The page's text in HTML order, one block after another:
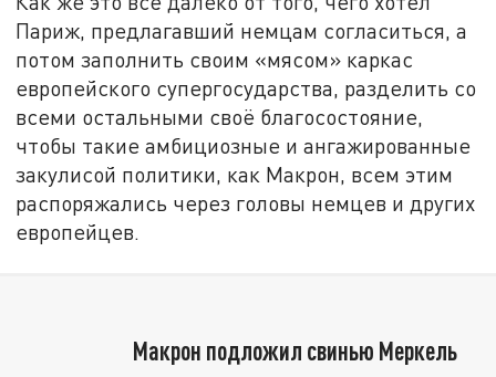
Париж, предлагавший немцам согласиться, а
потом заполнить своим «мясом» каркас
европейского супергосударства, разделить со
всеми остальными своё благосостояние,
чтобы такие амбициозные и ангажированные
закулисой политики, как Макрон, всем этим
распоряжались через головы немцев и других
европейцев.
Макрон подложил свинью Меркель